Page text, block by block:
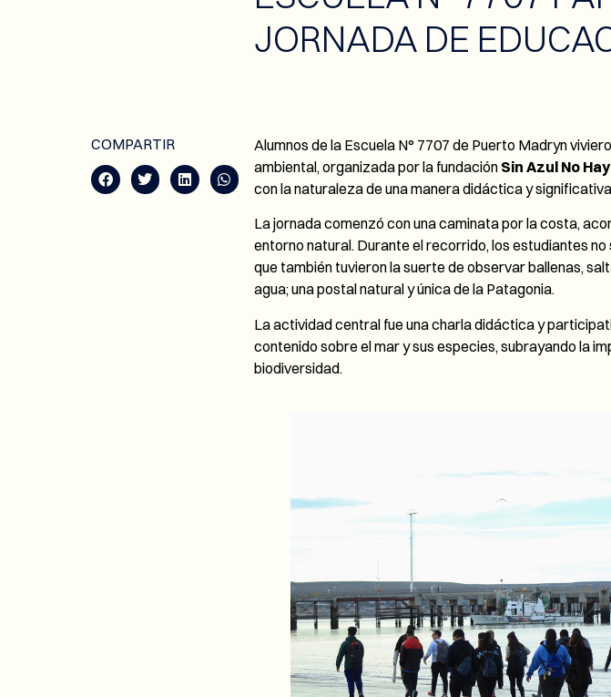
JORNADA DE
COMPARTIR
Alumnos de la Escuela N° 7707 de Puerto Madryn
ambiental, organizada por la fundación Sin Azul No
con la naturaleza de una manera didáctica y
La jornada comenzó con una caminata por la costa,
entorno natural. Durante el recorrido, los estudiantes
que también tuvieron la suerte de observar ballenas,
agua; una postal natural y única de la Patagonia.
La actividad central fue una charla didáctica y
contenido sobre el mar y sus especies, subrayando la
biodiversidad.